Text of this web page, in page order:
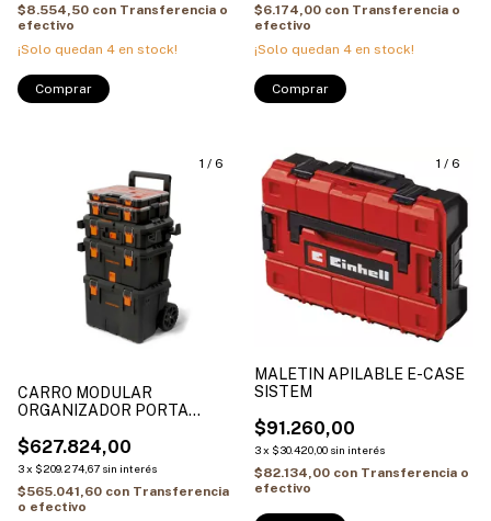
$8.554,50 con Transferencia o
efectivo
¡Solo quedan 4 en stock!
$6.174,00 con Transferencia o
efectivo
¡Solo quedan 4 en stock!
1 / 6
CARRO MODULAR
ORGANIZADOR PORTA
HAMILTON HCPH005
$627.824,00
3x $209.274,67 sin interés
$565.041,60 con Transferencia
o efectivo
1 / 6
MALETIN APILABLE E-CASE
SISTEM
$91.260,00
3x $30.420,00 sin interés
$82.134,00 con Transferencia o
efectivo